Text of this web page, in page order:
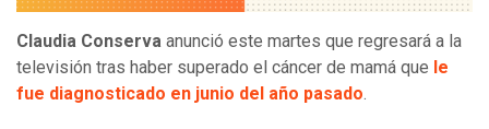
Claudia Conserva anunció este martes que regresará a la
televisión tras haber superado el cáncer de mamá que le
fue diagnosticado en junio del año pasado.